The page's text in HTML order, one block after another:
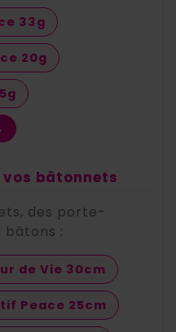
33g
20g
vos bâtonnets
des porte-
bâtons :
de Vie 30cm
Peace 25cm